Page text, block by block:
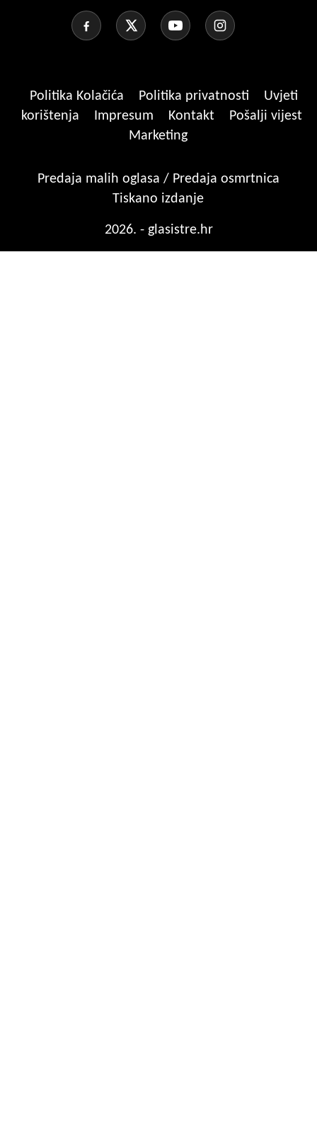
Politika Kolačića Politika privatnosti
Uvjeti
korištenja
Impresum Kontakt
Pošalji vijest
Marketing
Predaja malih oglasa / Predaja osmrtnica
Tiskano izdanje
2026. - glasistre.hr